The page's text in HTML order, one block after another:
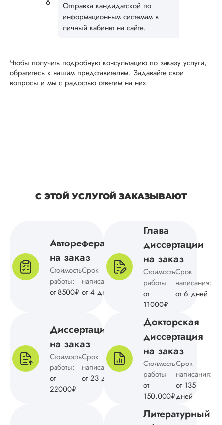
Отправка кандидатской по
информационным системам в
личный кабинет на сайте.
Чтобы получить подробную консультацию по заказу услуги,
обратитесь к нашим представителям. Задавайте свои
вопросы и мы с радостью ответим на них.
С ЭТОЙ УСЛУГОЙ ЗАКАЗЫВАЮТ
Автореферат
на заказ
Стоимость
работы:
от 8500₽
Срок
написания:
от 4 дней
Глава
диссертации
на заказ
Стоимость
работы:
от
11000₽
Срок
написания:
от 6 дней
Диссертация
на заказ
Стоимость
работы:
от
22000₽
Срок
написания:
от 23 дней
Докторская
диссертация
на заказ
Стоимость
работы:
от
150.000₽
Срок
написания:
от 135
дней
Литературный
Читать полный
географии была
Преимущества:
выгодная схема
сотрудничества,
удобные способы
оплаты заказа,
качественное
написание и
оформление,
оригинальность
клиентам хорошее,
стараются под...
Читать полный
Анна